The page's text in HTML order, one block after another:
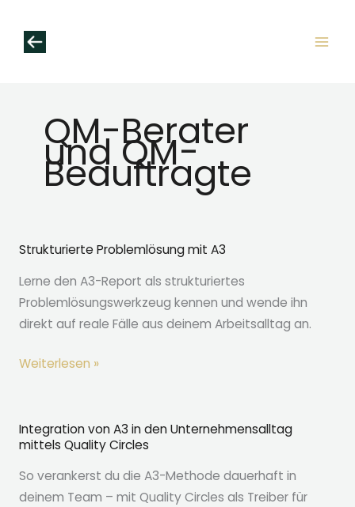
Inhalt
springen
QM-Berater
und QM-
Beauftragte
Strukturierte Problemlösung mit A3
Lerne den A3-Report als strukturiertes
Problemlösungswerkzeug kennen und wende ihn
direkt auf reale Fälle aus deinem Arbeitsalltag an.
Strukturierte
A3
Weiterlesen »
Integration von A3 in den Unternehmensalltag
mittels Quality Circles
So verankerst du die A3-Methode dauerhaft in
deinem Team – mit Quality Circles als Treiber für